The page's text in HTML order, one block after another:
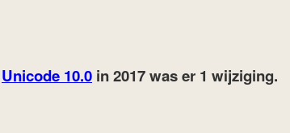
Unicode 10.0 in 2017was er 1 wijziging.